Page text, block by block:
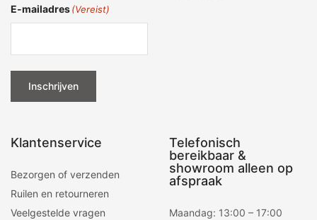
E-mailadres(Vereist)
Inschrijven
Klantenservice
Bezorgen of verzenden
Ruilen en retourneren
Veelgestelde vragen
Telefonisch
bereikbaar &
showroom alleen op
afspraak
Maandag: 13:00 – 17:00